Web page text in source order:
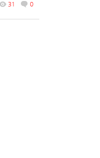
31 0